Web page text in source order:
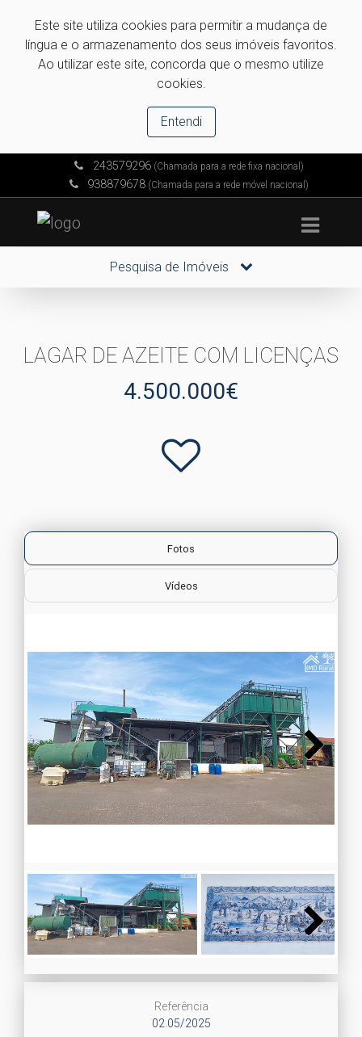
Este site utiliza cookies para permitir a mudança de
língua e o armazenamento dos seus imóveis favoritos.
Ao utilizar este site, concorda que o mesmo utilize
cookies.
Entendi
243579296(Chamada para a rede fixa nacional)
938879678 (Chamada para a rede móvel nacional)
Pesquisa de Imóveis
LAGAR DE AZEITE COM LICENÇAS
4.500.000€
Fotos
Vídeos
Next
Next
Referência
02.05/2025